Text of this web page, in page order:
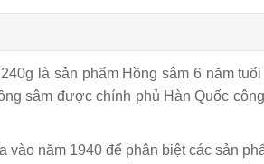
là sản phẩm Hồng sâm 6 năm
sâm được chính phủ Hàn Quốc
năm 1940 để phân biệt các sản